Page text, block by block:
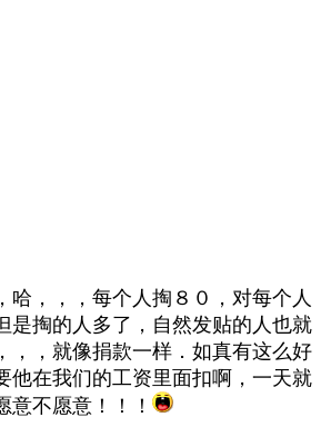
哈，，，每个人掏８０，对每个人
是掏的人多了，自然发贴的人也就
，，就像捐款一样．如真有这么好
他在我们的工资里面扣啊，一天就
意不愿意！！！